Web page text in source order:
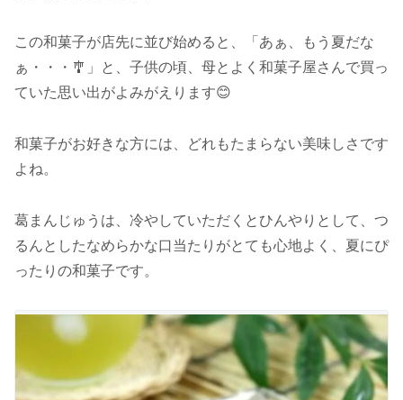
この和菓子が店先に並び始めると、「あぁ、もう夏だな
ぁ・・・🎐」と、子供の頃、母とよく和菓子屋さんで買っ
ていた思い出がよみがえります😊
和菓子がお好きな方には、どれもたまらない美味しさです
よね。
葛まんじゅうは、冷やしていただくとひんやりとして、つ
るんとしたなめらかな口当たりがとても心地よく、夏にぴ
ったりの和菓子です。